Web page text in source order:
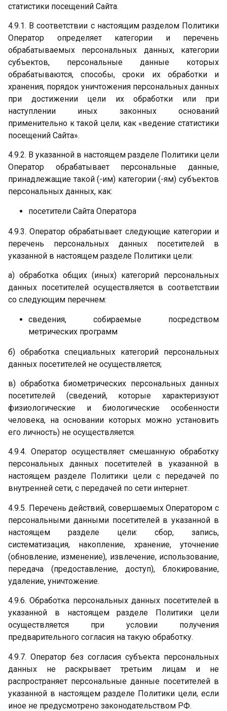
статистики посещений Сайта.
4.9.1. В соответствии с настоящим разделом Политики
Оператор определяет категории и перечень
обрабатываемых персональных данных, категории
субъектов, персональные данные которых
обрабатываются, способы, сроки их обработки и
хранения, порядок уничтожения персональных данных
при достижении цели их обработки или при
наступлении иных законных оснований
применительно к такой цели, как «ведение статистики
посещений Сайта».
4.9.2. В указанной в настоящем разделе Политики цели
Оператор обрабатывает персональные данные,
принадлежащие такой (-им) категории (-ям) субъектов
персональных данных, как:
посетители Сайта Оператора
4.9.3. Оператор обрабатывает следующие категории и
перечень персональных данных посетителей в
указанной в настоящем разделе Политики цели:
а) обработка общих (иных) категорий персональных
данных посетителей осуществляется в соответствии
со следующим перечнем:
сведения, собираемые посредством
метрических программ
б) обработка специальных категорий персональных
данных посетителей не осуществляется;
в) обработка биометрических персональных данных
посетителей (сведений, которые характеризуют
физиологические и биологические особенности
человека, на основании которых можно установить
его личность) не осуществляется.
4.9.4. Оператор осуществляет смешанную обработку
персональных данных посетителей в указанной в
настоящем разделе Политики цели с передачей по
внутренней сети, с передачей по сети интернет.
4.9.5. Перечень действий, совершаемых Оператором с
персональными данными посетителей в указанной в
настоящем разделе цели: сбор, запись,
систематизация, накопление, хранение, уточнение
(обновление, изменение), извлечение, использование,
передача (предоставление, доступ), блокирование,
удаление, уничтожение.
4.9.6. Обработка персональных данных посетителей в
указанной в настоящем разделе Политики цели
осуществляется при условии получения
предварительного согласия на такую обработку.
4.9.7. Оператор без согласия субъекта персональных
данных не раскрывает третьим лицам и не
распространяет персональные данные посетителей в
указанной в настоящем разделе Политики цели, если
иное не предусмотрено законодательством РФ.